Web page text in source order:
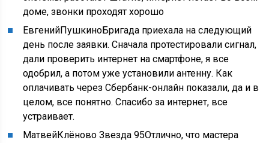
доме, звонки проходят хорошо
ЕвгенийПушкиноБригада приехала на следующий
день после заявки. Сначала протестировали сигнал,
дали проверить интернет на смартфоне, я все
одобрил, а потом уже установили антенну. Как
оплачивать через Сбербанк-онлайн показали, да и в
целом, все понятно. Спасибо за интернет, все
устраивает.
МатвейКлёново Звезда 95Отлично, что мастера